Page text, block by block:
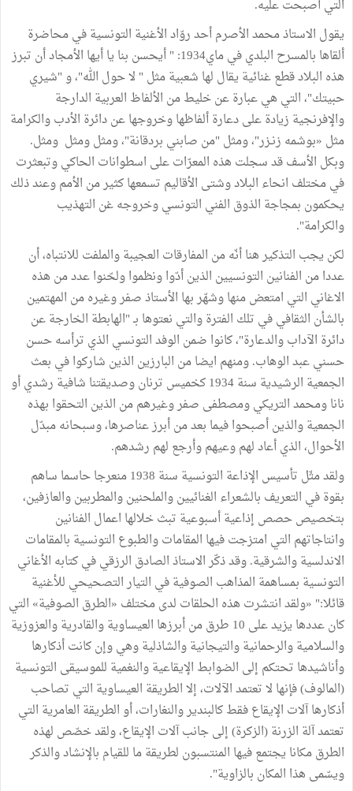
التي أصبحت عليه.
يقول الاستاذ محمد الأصرم أحد روّاد الأغنية التونسية في محاضرة
ألقاها بالمسرح البلدي في ماي1934: " أيحسن بنا يا أيها الأمجاد أن تبرز
هذه البلاد قطع غنائية يقال لها شعبية مثل " لا حول الله"، و "شيري
حبيتك"، التي هي عبارة عن خليط من الألفاظ العربية الدارجة
والإفرنجية زيادة على دعارة ألفاظها وخروجها عن دائرة الأدب والكرامة
مثل «بوشمه زنـزر"، ومثل "من صابني بردقانة"، ومثل ومثل ومثل.
وبكل الأسف قد سجلت هذه المعرّات على اسطوانات الحاكي وتبعثرت
في مختلف انحاء البلاد وشتى الأقاليم تسمعها كثير من الأمم وعند ذلك
يحكمون بمجاجة الذوق الفني التونسي وخروجه غن التهذيب
والكرامة".
لكن يجب التذكير هنا أنّه من المفارقات العجيبة والملفت للانتباه، أن
عددا من الفنانين التونسيين الذين أدّوا ونظموا ولحّنوا عدد من هذه
الاغاني التي امتعض منها وشهّر بها الأستاذ صفر وغيره من المهتمين
بالشأن الثقافي في تلك الفترة والتي نعتوها بـ "الهابطة الخارجة عن
دائرة الآداب والدعارة"، كانوا ضمن الوفد التونسي الذي ترأسه حسن
حسني عبد الوهاب. ومنهم ايضا من البارزين الذين شاركوا في بعث
الجمعية الرشيدية سنة 1934 كخميس ترنان وصديقتنا شافية رشدي أو
نانا ومحمد التريكي ومصطفى صفر وغيرهم من الذين التحقوا بهذه
الجمعية والذين أصبحوا فيما بعد من أبرز عناصرها، وسبحانه مبدّل
الأحوال، الذي أعاد لهم وعيهم وأرجع لهم رشدهم.
ولقد مثّل تأسيس الإذاعة التونسية سنة 1938 منعرجا حاسما ساهم
بقوة في التعريف بالشعراء الغنائيين والملحنين والمطربين والعازفين،
بتخصيص حصص إذاعية أسبوعية تبث خلالها اعمال الفنانين
وانتاجاتهم التي امتزجت فيها المقامات والطبوع التونسية بالمقامات
الاندلسية والشرقية. وقد ذكّر الاستاذ الصادق الرزقي في كتابه الأغاني
التونسية بمساهمة المذاهب الصوفية في التيار التصحيحي للأغنية
قائلا:" «ولقد انتشرت هذه الحلقات لدى مختلف «الطرق الصوفية» التي
كان عددها يزيد على 10 طرق من أبرزها العيساوية والقادرية والعزوزية
والسلامية والرحمانية والتيجانية والشاذلية وهي وإن كانت أذكارها
وأناشيدها تحتكم إلى الضوابط الإيقاعية والنغمية للموسيقى التونسية
(المالوف) فإنها لا تعتمد الآلات، إلا الطريقة العيساوية التي تصاحب
أذكارها آلات الإيقاع فقط كالبندير والنغارات، أو الطريقة العامرية التي
تعتمد آلة الزرنة (الزكرة) إلى جانب آلات الإيقاع، ولقد خصّص لهذه
الطرق مكانا يجتمع فيها المنتسبون لطريقة ما للقيام بالإنشاد والذكر
ويسّمى هذا المكان بالزاوية".